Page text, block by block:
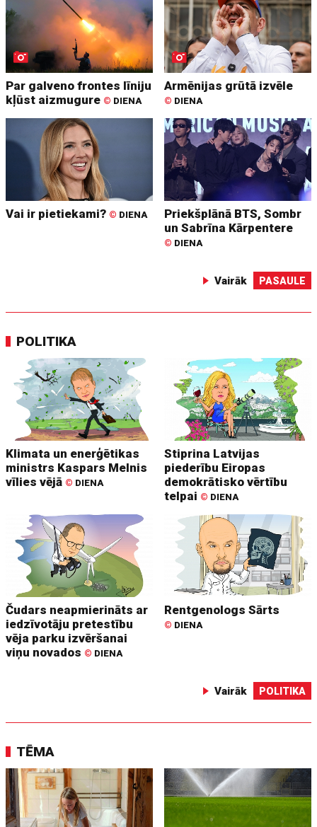
Par galveno frontes līniju
kļūst aizmugure © DIENA
Armēnijas grūtā izvēle
© DIENA
Vai ir pietiekami? © DIENA
Priekšplānā BTS, Sombr
un Sabrīna Kārpentere
© DIENA
Vairāk PASAULE
POLITIKA
Klimata un enerģētikas
ministrs Kaspars Melnis
vīlies vējā © DIENA
Stiprina Latvijas
piederību Eiropas
demokrātisko vērtību
telpai © DIENA
Čudars neapmierināts ar
iedzīvotāju pretestību
vēja parku izvēršanai
viņu novados © DIENA
Rentgenologs Sārts
© DIENA
Vairāk POLITIKA
TĒMA